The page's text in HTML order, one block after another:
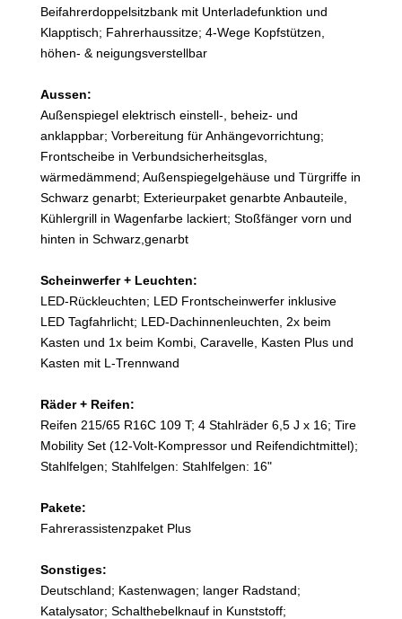
Beifahrerdoppelsitzbank mit Unterladefunktion und
Klapptisch; Fahrerhaussitze; 4-Wege Kopfstützen,
höhen- & neigungsverstellbar
Aussen:
Außenspiegel elektrisch einstell-, beheiz- und
anklappbar; Vorbereitung für Anhängevorrichtung;
Frontscheibe in Verbundsicherheitsglas,
wärmedämmend; Außenspiegelgehäuse und Türgriffe in
Schwarz genarbt; Exterieurpaket genarbte Anbauteile,
Kühlergrill in Wagenfarbe lackiert; Stoßfänger vorn und
hinten in Schwarz,genarbt
Scheinwerfer + Leuchten:
LED-Rückleuchten; LED Frontscheinwerfer inklusive
LED Tagfahrlicht; LED-Dachinnenleuchten, 2x beim
Kasten und 1x beim Kombi, Caravelle, Kasten Plus und
Kasten mit L-Trennwand
Räder + Reifen:
Reifen 215/65 R16C 109 T; 4 Stahlräder 6,5 J x 16; Tire
Mobility Set (12-Volt-Kompressor und Reifendichtmittel);
Stahlfelgen; Stahlfelgen: Stahlfelgen: 16"
Pakete:
Fahrerassistenzpaket Plus
Sonstiges:
Deutschland; Kastenwagen; langer Radstand;
Katalysator; Schalthebelknauf in Kunststoff;